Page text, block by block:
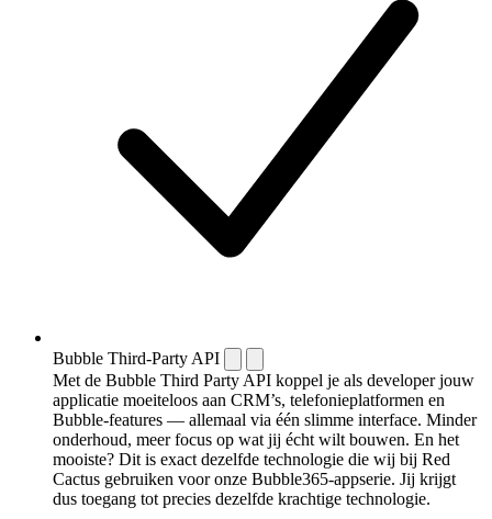
Bubble Third-Party API
Met de Bubble Third Party API koppel je als developer jouw
applicatie moeiteloos aan CRM’s, telefonieplatformen en
Bubble-features — allemaal via één slimme interface. Minder
onderhoud, meer focus op wat jij écht wilt bouwen. En het
mooiste? Dit is exact dezelfde technologie die wij bij Red
Cactus gebruiken voor onze Bubble365-appserie. Jij krijgt
dus toegang tot precies dezelfde krachtige technologie.